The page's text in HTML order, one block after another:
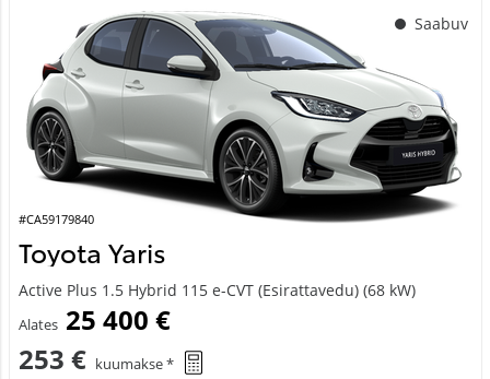
Saabuv
#CA59179840
Toyota Yaris
Active Plus 1.5 Hybrid 115 e-CVT (Esirattavedu) (68 kW)
Alates 25 400 €
253 € kuumakse *